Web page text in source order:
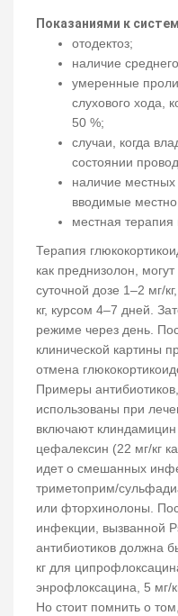
Показаниями к
отодектоз;
наличие
умеренные
слухового хода,
50 %;
случаи, когда
состоянии
наличие
вводимые местно.
местная терапия
Терапия
как преднизолон,
суточной дозе 1–2 мг/
кг, курсом 4–7 дней.
режиме через день.
клинической картины
отмена
Примеры
использованы при
включают клиндамицин
цефалексин (22 мг/кг
идет о смешанных
триметоприм/
или фторхинолоны.
инфекции, вызванной
антибиотиков должна
кг для
энрофлоксацина, 5 мг/
Но стоит помнить о